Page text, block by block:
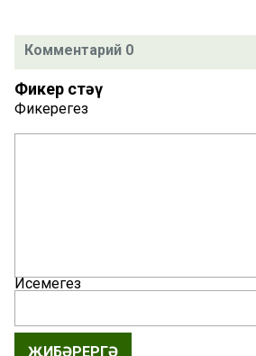
Комментарий 0
Фикер өстәү
Фикерегез
Исемегез
ҖИБӘРЕРГӘ